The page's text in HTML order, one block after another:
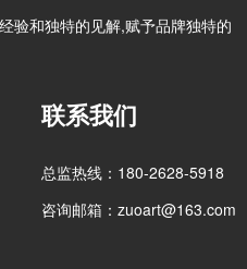
验和独特的见解,赋予品牌独特的
联系我们
总监热线：180-2628-5918
咨询邮箱：zuoart@163.com